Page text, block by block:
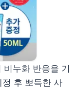
누화 반응을 기
후 뽀득한 사